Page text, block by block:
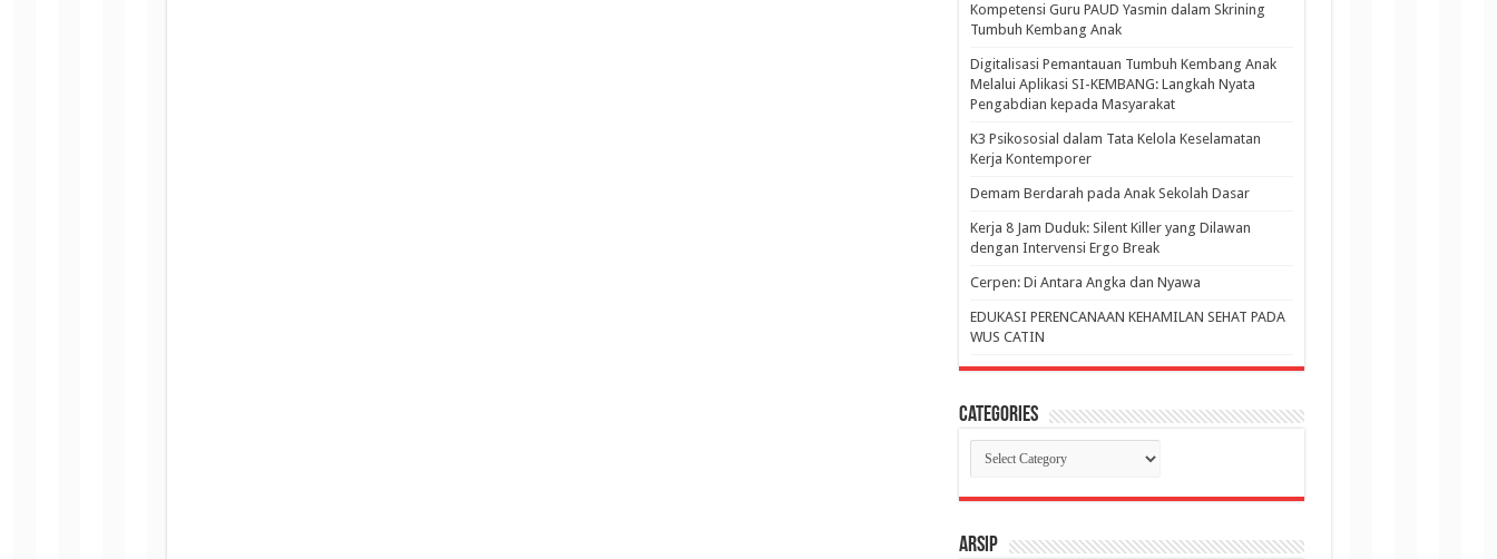
Kompetensi Guru PAUD Yasmin dalam Skrining
Tumbuh Kembang Anak
Digitalisasi Pemantauan Tumbuh Kembang Anak
Melalui Aplikasi SI-KEMBANG: Langkah Nyata
Pengabdian kepada Masyarakat
K3 Psikososial dalam Tata Kelola Keselamatan
Kerja Kontemporer
Demam Berdarah pada Anak Sekolah Dasar
Kerja 8 Jam Duduk: Silent Killer yang Dilawan
dengan Intervensi Ergo Break
Cerpen: Di Antara Angka dan Nyawa
EDUKASI PERENCANAAN KEHAMILAN SEHAT PADA
WUS CATIN
Categories
Categories
Arsip